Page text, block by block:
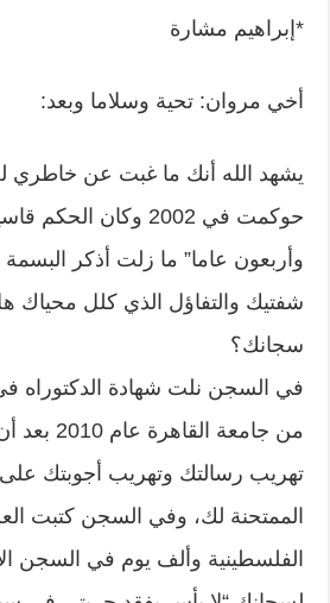
*إبراهيم مشارة
أخي مروان: تحية وسلاما وبعد:
يشهد الله أنك ما غبت عن خاطري
حوكمت في 2002 وكان
وأربعون عاما” ما زلت أذكر
شفتيك والتفاؤل الذي كلل
سجانك؟
في السجن نلت شهادة الدكتوراه
من جامعة
تهريب رسالتك وتهريب أجوبتك على
الممتحنة لك، وفي السجن كتبت
الفلسطينية وألف يوم في السجن